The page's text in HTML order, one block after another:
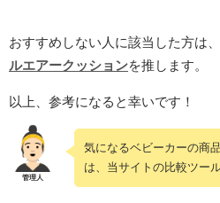
おすすめしない人に該当した方は
ルエアークッションを推します。
以上、参考になると幸いです！
気になるベビーカーの商
は、当サイトの比較ツー